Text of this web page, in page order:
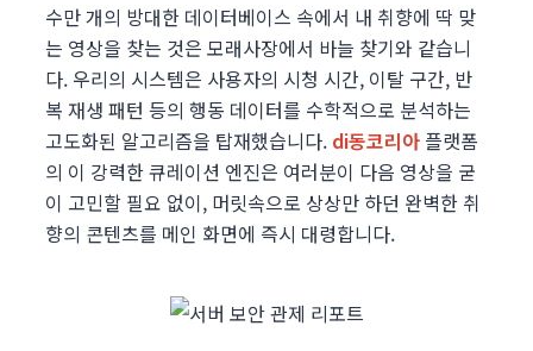
수만 개의 방대한 데이터베이스 속에서 내 취향에 딱 맞
는 영상을 찾는 것은 모래사장에서 바늘 찾기와 같습니
다. 우리의 시스템은 사용자의 시청 시간, 이탈 구간, 반
복 재생 패턴 등의 행동 데이터를 수학적으로 분석하는
고도화된 알고리즘을 탑재했습니다. di동코리아 플랫폼
의 이 강력한 큐레이션 엔진은 여러분이 다음 영상을 굳
이 고민할 필요 없이, 머릿속으로 상상만 하던 완벽한 취
향의 콘텐츠를 메인 화면에 즉시 대령합니다.